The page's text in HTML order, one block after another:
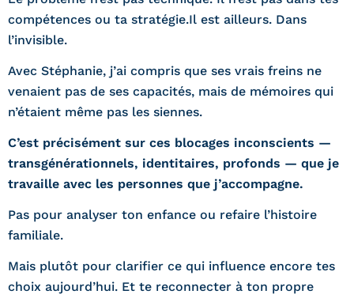
compétences ou ta stratégie.Il est ailleurs. Dans
l’invisible.
Avec Stéphanie, j’ai compris que ses vrais freins ne
venaient pas de ses capacités, mais de mémoires qui
n’étaient même pas les siennes.
C’est précisément sur ces blocages inconscients —
transgénérationnels, identitaires, profonds — que je
travaille avec les personnes que j’accompagne.
Pas pour analyser ton enfance ou refaire l’histoire
familiale.
Mais plutôt pour clarifier ce qui influence encore tes
choix aujourd’hui. Et te reconnecter à ton propre